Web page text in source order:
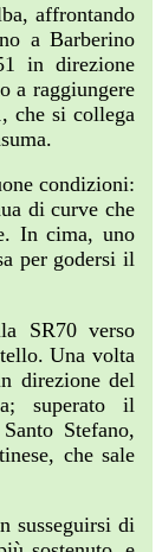
affrontando
a Barberino
in direzione
a raggiungere
che si collega
condizioni:
di curve che
In cima, uno
per godersi il
SR70 verso
Una volta
direzione del
superato il
Stefano,
che sale
susseguirsi di